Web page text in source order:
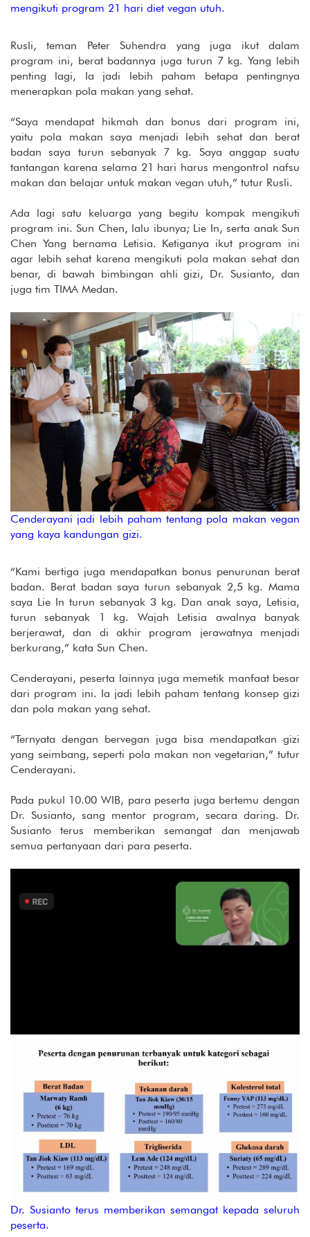
mengikuti program 21 hari diet vegan utuh.
Rusli, teman Peter Suhendra yang juga ikut dalam
program ini, berat badannya juga turun 7 kg. Yang lebih
penting lagi, Ia jadi lebih paham betapa pentingnya
menerapkan pola makan yang sehat.
“Saya mendapat hikmah dan bonus dari program ini,
yaitu pola makan saya menjadi lebih sehat dan berat
badan saya turun sebanyak 7 kg. Saya anggap suatu
tantangan karena selama 21 hari harus mengontrol nafsu
makan dan belajar untuk makan vegan utuh,” tutur Rusli.
Ada lagi satu keluarga yang begitu kompak mengikuti
program ini. Sun Chen, lalu ibunya; Lie In, serta anak Sun
Chen Yang bernama Letisia. Ketiganya ikut program ini
agar lebih sehat karena mengikuti pola makan sehat dan
benar, di bawah bimbingan ahli gizi, Dr. Susianto, dan
juga tim TIMA Medan.
Cenderayani jadi lebih paham tentang pola makan vegan
yang kaya kandungan gizi.
“Kami bertiga juga mendapatkan bonus penurunan berat
badan. Berat badan saya turun sebanyak 2,5 kg. Mama
saya Lie In turun sebanyak 3 kg. Dan anak saya, Letisia,
turun sebanyak 1 kg. Wajah Letisia awalnya banyak
berjerawat, dan di akhir program jerawatnya menjadi
berkurang,” kata Sun Chen.
Cenderayani, peserta lainnya juga memetik manfaat besar
dari program ini. Ia jadi lebih paham tentang konsep gizi
dan pola makan yang sehat.
“Ternyata dengan bervegan juga bisa mendapatkan gizi
yang seimbang, seperti pola makan non vegetarian,” tutur
Cenderayani.
Pada pukul 10.00 WIB, para peserta juga bertemu dengan
Dr. Susianto, sang mentor program, secara daring. Dr.
Susianto terus memberikan semangat dan menjawab
semua pertanyaan dari para peserta.
Dr. Susianto terus memberikan semangat kepada seluruh
peserta.